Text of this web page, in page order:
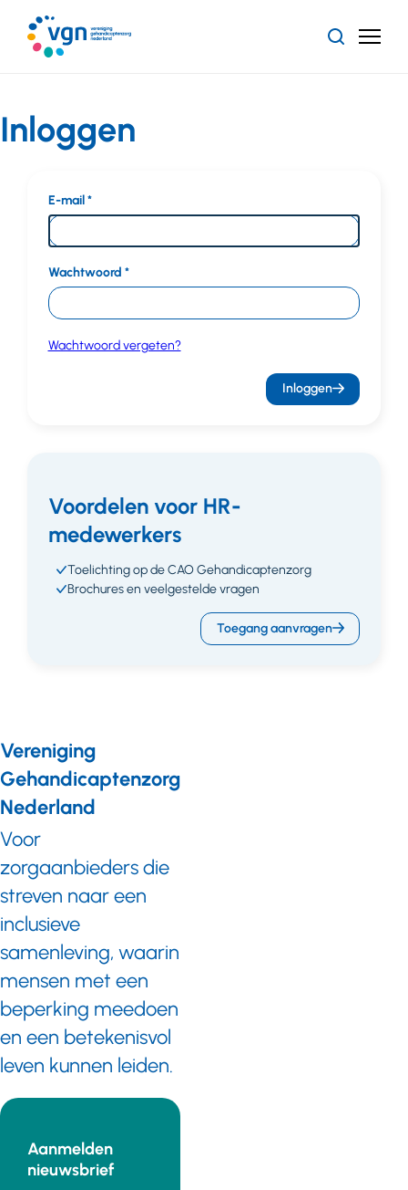
naar
hoofdinhoud
ZoekenMenu
Inloggen
E-mail
Wachtwoord
Wachtwoord vergeten?
Inloggen
Voordelen voor HR-
medewerkers
Toelichting op de CAO Gehandicaptenzorg
Brochures en veelgestelde vragen
Toegang aanvragen
Vereniging
Gehandicaptenzorg
Nederland
Voor
zorgaanbieders die
streven naar een
inclusieve
samenleving, waarin
mensen met een
beperking meedoen
en een betekenisvol
leven kunnen leiden.
Aanmelden
nieuwsbrief